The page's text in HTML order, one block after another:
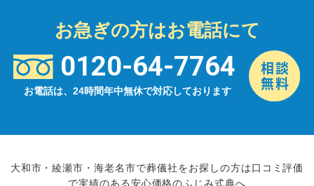
お急ぎの方はお電話にて
0120-64-7764
お電話は、24時間年中無休で対応しております
大和市・綾瀬市・海老名市で葬儀社をお探しの方は口コミ評価
で実績のある安心価格のふじみ式典へ